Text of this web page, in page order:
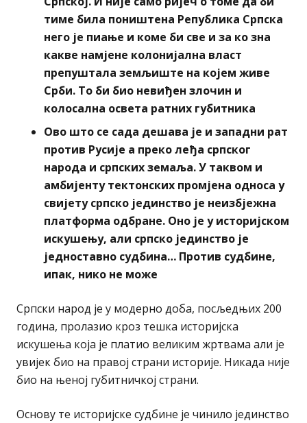
тиме била поништена Република Српска
него је пиање и коме би све и за ко зна
какве намјене колонијална власт
препуштала земљиште на којем живе
Срби. То би био невиђен злочин и
колосална освета ратних губитника
Ово што се сада дешава је и западни рат
против Русије а преко леђа српског
народа и српских земаља. У таквом и
амбијенту тектонских промјена односа у
свијету српско јединство је неизбјежна
платформа одбране. Оно је у историјском
искушењу, али српско јединство је
једноставно судбина… Против судбине,
ипак, нико не може
Српски народ је у модерно доба, посљедњих 200
година, пролазио кроз тешка историјска
искушења која је платио великим жртвама али је
увијек био на правој страни историје. Никада није
био на њеној губитничкој страни.
Основу те историјске судбине је чинило јединство